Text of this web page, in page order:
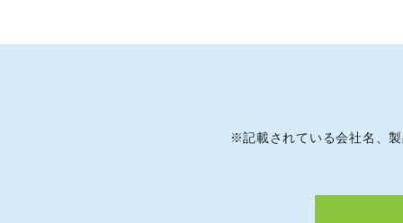
※記載されている会社名、